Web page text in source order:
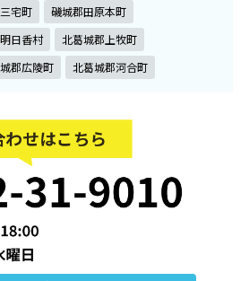
宅町
磯城郡田原本町
日香村
北葛城郡上牧町
郡広陵町 北葛城郡河合町